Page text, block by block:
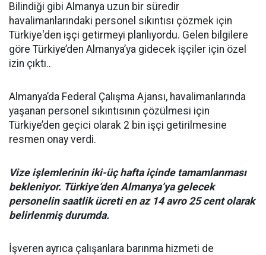
Bilindiği gibi Almanya uzun bir süredir
havalimanlarındaki personel sıkıntısı çözmek için
Türkiye'den işçi getirmeyi planlıyordu. Gelen bilgilere
göre Türkiye’den Almanya’ya gidecek işçiler için özel
izin çıktı..
Almanya’da Federal Çalışma Ajansı, havalimanlarında
yaşanan personel sıkıntısının çözülmesi için
Türkiye’den geçici olarak 2 bin işçi getirilmesine
resmen onay verdi.
Vize işlemlerinin iki-üç hafta içinde tamamlanması
bekleniyor. Türkiye‘den Almanya’ya gelecek
personelin saatlik ücreti en az 14 avro 25 cent olarak
belirlenmiş durumda.
İşveren ayrıca çalışanlara barınma hizmeti de